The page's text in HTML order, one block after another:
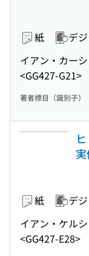
紙 デ
イアン・カー
<GG427-G21>
著者標目（識別子）
紙 デ
イアン・ケル
<GG427-E28>